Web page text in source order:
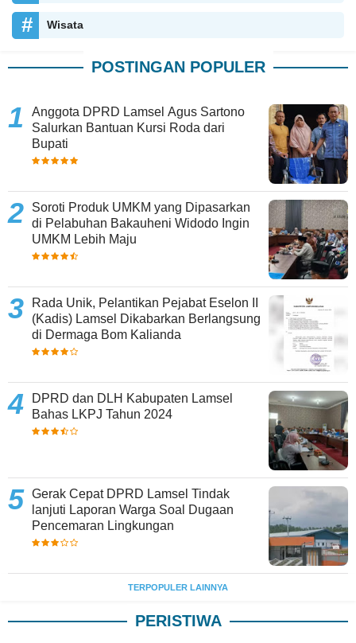
Wisata
POSTINGAN POPULER
Anggota DPRD Lamsel Agus Sartono
Salurkan Bantuan Kursi Roda dari
Bupati
Soroti Produk UMKM yang Dipasarkan
di Pelabuhan Bakauheni Widodo Ingin
UMKM Lebih Maju
Rada Unik, Pelantikan Pejabat Eselon II
(Kadis) Lamsel Dikabarkan Berlangsung
di Dermaga Bom Kalianda
DPRD dan DLH Kabupaten Lamsel
Bahas LKPJ Tahun 2024
Gerak Cepat DPRD Lamsel Tindak
lanjuti Laporan Warga Soal Dugaan
Pencemaran Lingkungan
TERPOPULER LAINNYA
PERISTIWA